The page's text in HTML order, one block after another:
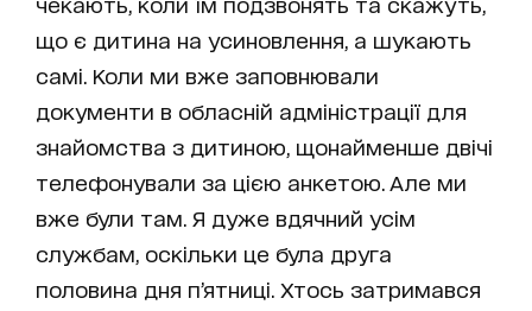
що є дитина на усиновлення, а шукають
самі. Коли ми вже заповнювали
документи в обласній адміністрації для
знайомства з дитиною, щонайменше двічі
телефонували за цією анкетою. Але ми
вже були там. Я дуже вдячний усім
службам, оскільки це була друга
половина дня п’ятниці. Хтось затримався